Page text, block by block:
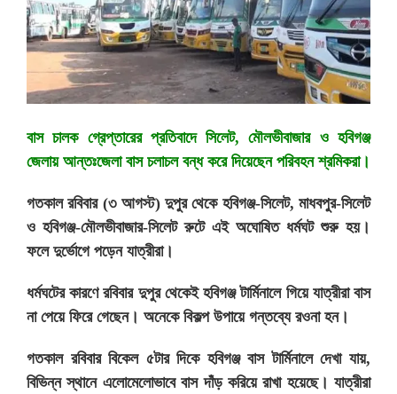
বাস চালক গ্রেপ্তারের প্রতিবাদে সিলেট, মৌলভীবাজার ও হবিগঞ্জ
জেলায় আন্তঃজেলা বাস চলাচল বন্ধ করে দিয়েছেন পরিবহন শ্রমিকরা।
গতকাল রবিবার (৩ আগস্ট) দুপুর থেকে হবিগঞ্জ-সিলেট, মাধবপুর-সিলেট
ও হবিগঞ্জ-মৌলভীবাজার-সিলেট রুটে এই অঘোষিত ধর্মঘট শুরু হয়।
ফলে দুর্ভোগে পড়েন যাত্রীরা।
ধর্মঘটের কারণে রবিবার দুপুর থেকেই হবিগঞ্জ টার্মিনালে গিয়ে যাত্রীরা বাস
না পেয়ে ফিরে গেছেন। অনেকে বিকল্প উপায়ে গন্তব্যে রওনা হন।
গতকাল রবিবার বিকেল ৫টার দিকে হবিগঞ্জ বাস টার্মিনালে দেখা যায়,
বিভিন্ন স্থানে এলোমেলোভাবে বাস দাঁড় করিয়ে রাখা হয়েছে। যাত্রীরা